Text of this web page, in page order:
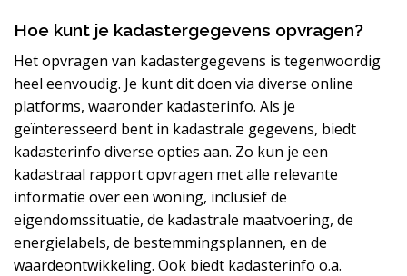
Hoe kunt je kadastergegevens opvragen?
Het opvragen van kadastergegevens is tegenwoordig
heel eenvoudig. Je kunt dit doen via diverse online
platforms, waaronder kadasterinfo. Als je
geïnteresseerd bent in kadastrale gegevens, biedt
kadasterinfo diverse opties aan. Zo kun je een
kadastraal rapport opvragen met alle relevante
informatie over een woning, inclusief de
eigendomssituatie, de kadastrale maatvoering, de
energielabels, de bestemmingsplannen, en de
waardeontwikkeling. Ook biedt kadasterinfo o.a.